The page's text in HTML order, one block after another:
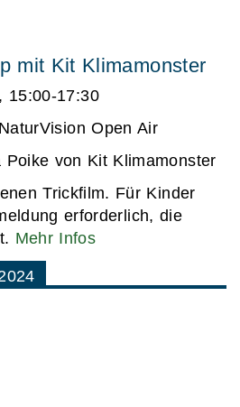
mit Kit Klimamonster
15:00-17:30
Open Air
Poike von Kit Klimamonster
Trickfilm. Für Kinder
erforderlich, die
Mehr Infos